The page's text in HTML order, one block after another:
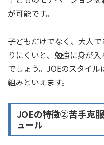
が可能です。
子どもだけでなく、大人
りにくいと、勉強に身が
でしょう。JOEのスタイ
組みといえます。
JOEの特徴②苦手克
ュール